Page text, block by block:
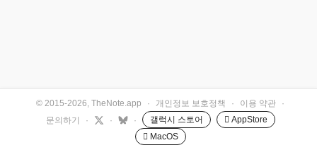
© 2015-2026, TheNote.app · 개인정보 보호정책 · 이용 약관
·
문의하기
· · · 갤럭시 스토어
 AppStore
 MacOS